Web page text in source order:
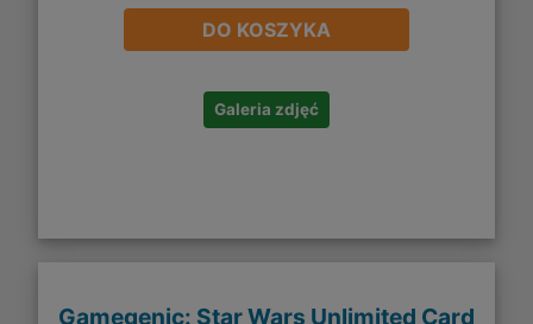
DO KOSZYKA
Galeria zdjęć
Gamegenic: Star Wars Unlimited Card